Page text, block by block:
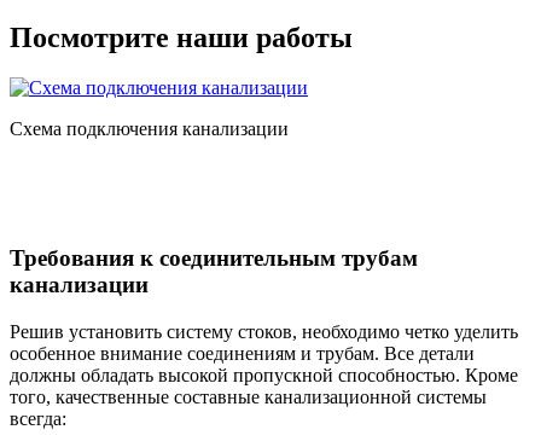
Посмотрите наши работы
Схема подключения канализации
Требования к соединительным трубам
канализации
Решив установить систему стоков, необходимо четко уделить
особенное внимание соединениям и трубам. Все детали
должны обладать высокой пропускной способностью. Кроме
того, качественные составные канализационной системы
всегда: